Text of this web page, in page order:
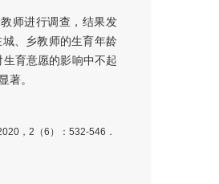
师进行调查，结果发
、乡教师的生育年龄
育意愿的影响中不起
著。
，2（6）：532-546．